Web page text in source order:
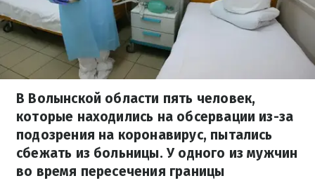
В Волынской области пять человек,
которые находились на обсервации из-за
подозрения на коронавирус, пытались
сбежать из больницы. У одного из мужчин
во время пересечения границы